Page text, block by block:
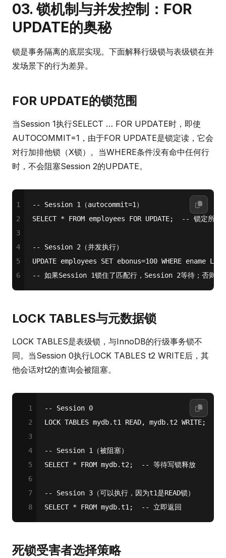
03. 锁机制与并发控制：FOR
UPDATE的奥秘
锁是事务隔离的底层实现。下面解释行级锁与表级锁在并
发场景下的行为差异。
FOR UPDATE的锁范围
当Session 1执行SELECT … FOR UPDATE时，即使
AUTOCOMMIT=1，由于FOR UPDATE是锁定读，它会
对行加排他锁（X锁）。当WHERE条件没有命中任何行
时，不会阻塞Session 2的UPDATE。
1
2
3
4
5
6
-- Session 1（autocommit=1）
SELECT * FROM employees FOR UPDATE; -- 锁定所有
-- Session 2（并发执行）
UPDATE employees SET ebonus=100 WHERE ename LIKE
-- 如果Session 1锁住了匹配行，Session 2等待；否则可
LOCK TABLES与元数据锁
LOCK TABLES是表级锁，与InnoDB的行级事务锁不
同。当Session 0执行LOCK TABLES t2 WRITE后，其
他会话对t2的查询会被阻塞。
1
2
3
4
5
6
7
8
-- Session 0
LOCK TABLES mydb.t1 READ, mydb.t2 WRITE;
-- Session 1（被阻塞）
SELECT * FROM mydb.t2; -- 等待写锁释放
-- Session 3（可以执行，因为t1是READ锁）
SELECT * FROM mydb.t1; -- 立即返回
死锁受害者选择策略